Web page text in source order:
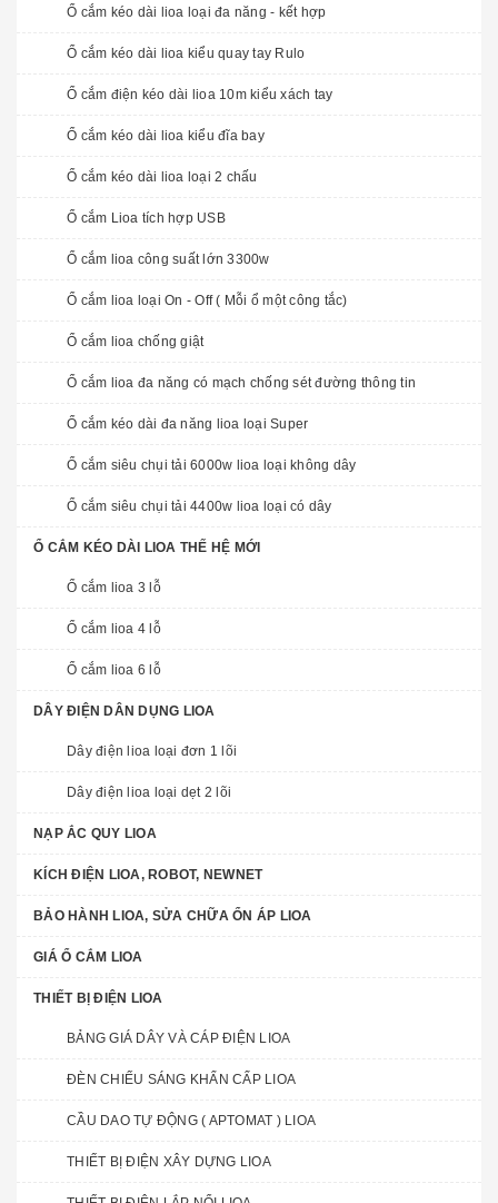
Ổ cắm kéo dài lioa loại đa năng - kết hợp
Ổ cắm kéo dài lioa kiểu quay tay Rulo
Ổ cắm điện kéo dài lioa 10m kiểu xách tay
Ổ cắm kéo dài lioa kiểu đĩa bay
Ổ cắm kéo dài lioa loại 2 chấu
Ổ cắm Lioa tích hợp USB
Ổ cắm lioa công suất lớn 3300w
Ổ cắm lioa loại On - Off ( Mỗi ổ một công tắc)
Ổ cắm lioa chống giật
Ổ cắm lioa đa năng có mạch chống sét đường thông tin
Ổ cắm kéo dài đa năng lioa loại Super
Ổ cắm siêu chụi tải 6000w lioa loại không dây
Ổ cắm siêu chụi tải 4400w lioa loại có dây
Ổ CẮM KÉO DÀI LIOA THẾ HỆ MỚI
Ổ cắm lioa 3 lỗ
Ổ cắm lioa 4 lỗ
Ổ cắm lioa 6 lỗ
DÂY ĐIỆN DÂN DỤNG LIOA
Dây điện lioa loại đơn 1 lõi
Dây điện lioa loại dẹt 2 lõi
NẠP ẮC QUY LIOA
KÍCH ĐIỆN LIOA, ROBOT, NEWNET
BẢO HÀNH LIOA, SỬA CHỮA ỔN ÁP LIOA
GIÁ Ổ CẮM LIOA
THIẾT BỊ ĐIỆN LIOA
BẢNG GIÁ DÂY VÀ CÁP ĐIỆN LIOA
ĐÈN CHIẾU SÁNG KHẨN CẤP LIOA
CẦU DAO TỰ ĐỘNG ( APTOMAT ) LIOA
THIẾT BỊ ĐIỆN XÂY DỰNG LIOA